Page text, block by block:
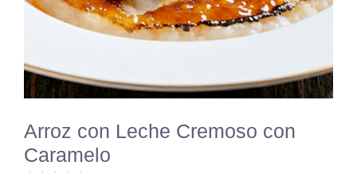
Arroz con Leche Cremoso con
Caramelo